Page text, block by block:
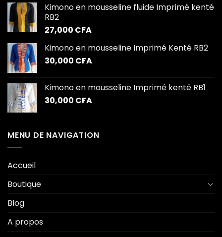
Kimono en mousseline fluide Imprimé kenté
RB2
27,000 CFA
Kimono en mousseline Imprimé Kenté RB2
30,000 CFA
Kimono en mousseline Imprimé kenté RB1
30,000 CFA
MENU DE NAVIGATION
Accueil
Boutique
Blog
A propos